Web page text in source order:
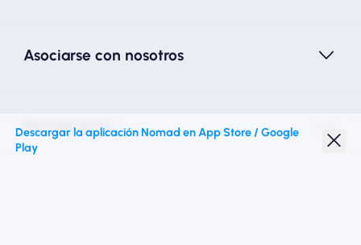
Asociarse con nosotros
Nomad esim
Descargar la aplicación Nomad en App Store / Google
Play